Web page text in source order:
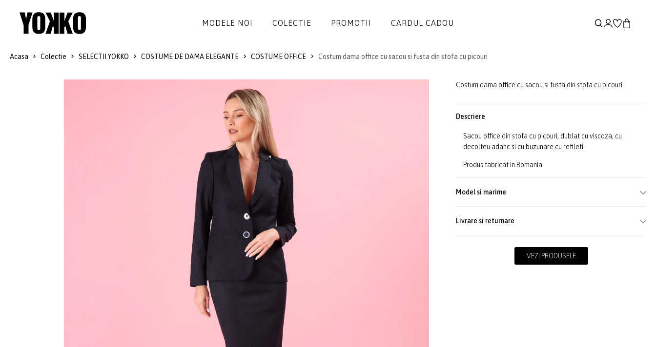
MODELE NOI COLECTIE
SALOPETE
SACOURI
JACHETE
FUSTE
PANTALONI
BLUZE
ACCESORII
PROMOTII
ACCESORII
CARDUL CADOU
Acasa Colectie SELECTII YOKKO COSTUME DE DAMA ELEGANTE COSTUME OFFICE Costum dama office cu sacou si fusta din stofa cu picouri
Costum dama office cu sacou si fusta din stofa cu picouri
Descriere
Sacou office din stofa cu picouri, dublat cu viscoza, cu
decolteu adanc si cu buzunare cu refileti.
Produs fabricat in Romania
Model si marime
Livrare si returnare
VEZI PRODUSELE